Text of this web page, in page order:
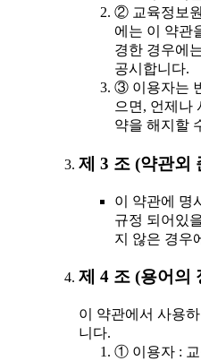
② 교육정보
에는 이 약관
경한 경우에
공시합니다.
③ 이용자는
으면, 언제나
약을 해지할
제 3 조 (약관외
이 약관에 명
규정 되어있
지 않은 경우
제 4 조 (용어의
이 약관에서 사용
니다.
① 이용자 : 교